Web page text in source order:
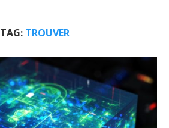
TAG: TROUVER